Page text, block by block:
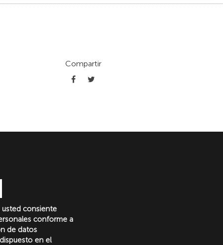
Compartir
usted consiente
conforme a
de datos
en el